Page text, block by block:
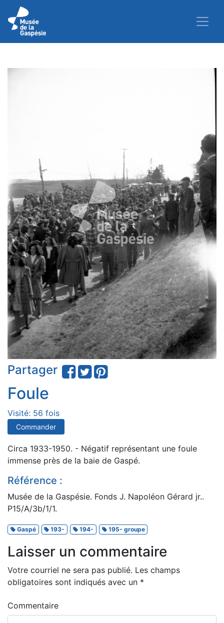
Partager
Foule
Visité: 56 fois
Commander
Circa 1933-1950. - Négatif représentant une foule
immense près de la baie de Gaspé.
Référence :
Musée de la Gaspésie. Fonds J. Napoléon Gérard jr..
P15/A/3b/1/1.
Gaspé 193- 194- 195- groupe
Laisser un commentaire
Votre courriel ne sera pas publié. Les champs
obligatoires sont indiqués avec un *
Commentaire